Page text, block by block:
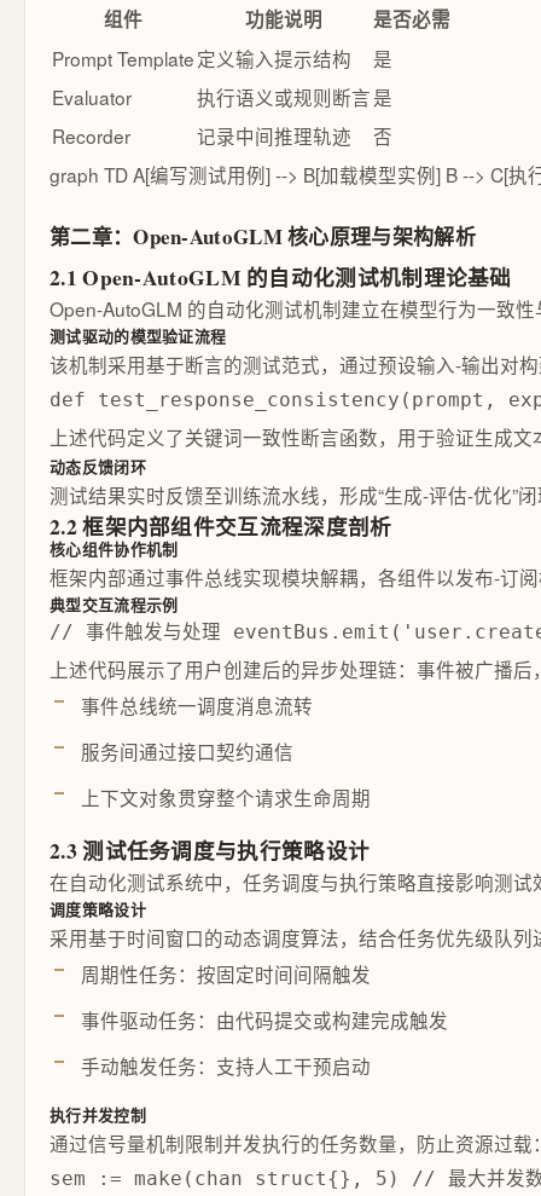
组件 功能说明
是否必需
Prompt Template定义输入提示结构
是
Evaluator
执行语义或规则断言是
Recorder
记录中间推理轨迹
否
graph TD A[编写测试用例] --> B[加载模型实例] B --> C[
第二章：Open-AutoGLM 核心原理与架构解析
2.1 Open-AutoGLM 的自动化测试机制理论基础
Open-AutoGLM 的自动化测试机制建立在模型行为一致
测试驱动的模型验证流程
该机制采用基于断言的测试范式，通过预设输入-输出对
def test_response_consistency(prompt,
上述代码定义了关键词一致性断言函数，用于验证生成
动态反馈闭环
测试结果实时反馈至训练流水线，形成“生成-评估-优化”
2.2 框架内部组件交互流程深度剖析
核心组件协作机制
框架内部通过事件总线实现模块解耦，各组件以发布-订
典型交互流程示例
// 事件触发与处理
上述代码展示了用户创建后的异步处理链：事件被广播
事件总线统一调度消息流转
服务间通过接口契约通信
上下文对象贯穿整个请求生命周期
2.3 测试任务调度与执行策略设计
在自动化测试系统中，任务调度与执行策略直接影响测
调度策略设计
采用基于时间窗口的动态调度算法，结合任务优先级队
周期性任务：按固定时间间隔触发
事件驱动任务：由代码提交或构建完成触发
手动触发任务：支持人工干预启动
执行并发控制
通过信号量机制限制并发执行的任务数量，防止资源过载
sem := make(chan struct{}, 5) // 最大